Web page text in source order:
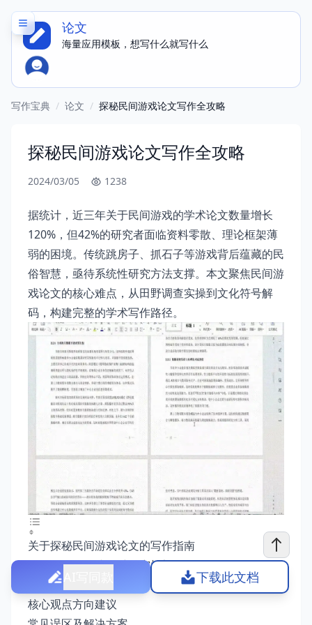
论文
海量应用模板，想写什么就写什么
写作宝典 / 论文 / 探秘民间游戏论文写作全攻略
探秘民间游戏论文写作全攻略
2024/03/05 1238
据统计，近三年关于民间游戏的学术论文数量增长
120%，但42%的研究者面临资料零散、理论框架薄
弱的困境。传统跳房子、抓石子等游戏背后蕴藏的民
俗智慧，亟待系统性研究方法支撑。本文聚焦民间游
戏论文的核心难点，从田野调查实操到文化符号解
码，构建完整的学术写作路径。
关于探秘民间游戏论文的写作指南
写作思路：构建多维研究框架
写作技巧：让学术论文鲜活起来
核心观点方向建议
下载此文档